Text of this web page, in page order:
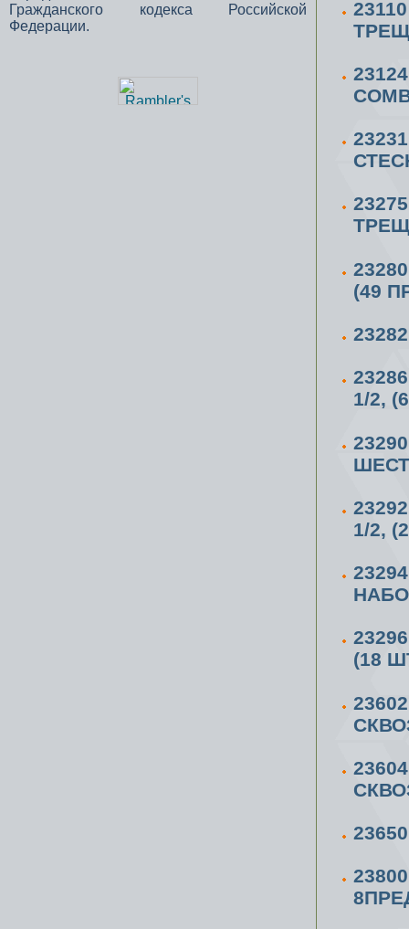
Гражданского кодекса Российской
Федерации.
(49
1/2,
1/2,
(18